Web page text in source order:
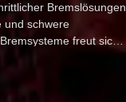
Bremslösungen
und schwere
freut sich,